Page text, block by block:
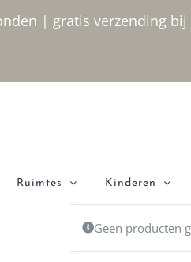
| gratis verzending
Ruimtes Kinderen
Geen producten